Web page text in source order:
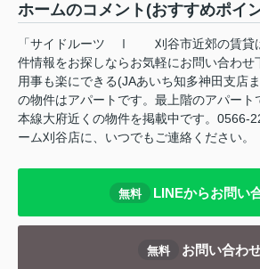
ホームのコメント(おすすめポイ
「サイドルーツ Ⅰ 刈谷市近郊の賃貸
件情報をお探しならお気軽にお問い合わせ
用事も楽にできる(JAあいち知多神田支店
の物件はアパートです。最上階のアパート
本線大府近くの物件を掲載中です。0566-
ーム刈谷店に、いつでもご連絡ください。
無料 LINEからお問い
無料 お問い合わ